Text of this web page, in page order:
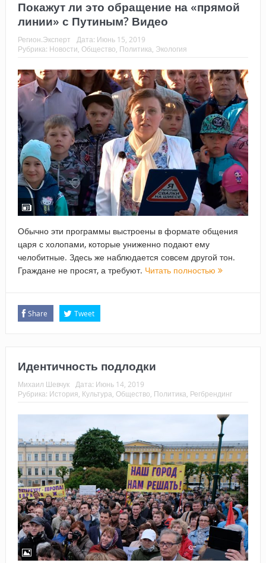
Покажут ли это обращение на «прямой
линии» с Путиным? Видео
Регион.Эксперт Дата: Июнь 15, 2019
Рубрика: Новости Общество Политика Экология
Обычно эти программы выстроены в формате общения
царя с холопами, которые униженно подают ему
челобитные. Здесь же наблюдается совсем другой тон.
Граждане не просят, а требуют. Читать полностью
Share Tweet
Идентичность подлодки
Михаил Шевчук Дата: Июнь 14, 2019
Рубрика: История Культура Общество Политика Регбрендинг